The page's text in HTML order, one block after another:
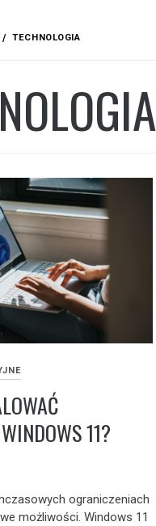
TECHNOLOGIA
11?
ograniczeniach
możliwości. Windows 11